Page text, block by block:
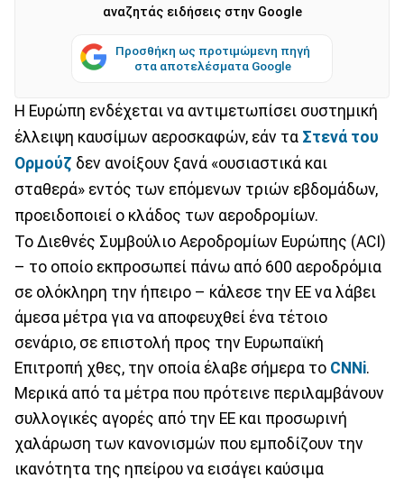
αναζητάς ειδήσεις στην Google
Προσθήκη ως προτιμώμενη πηγή
στα αποτελέσματα Google
Η Ευρώπη ενδέχεται να αντιμετωπίσει συστημική
έλλειψη καυσίμων αεροσκαφών, εάν τα Στενά του
Ορμούζ δεν ανοίξουν ξανά «ουσιαστικά και
σταθερά» εντός των επόμενων τριών εβδομάδων,
προειδοποιεί ο κλάδος των αεροδρομίων.
Το Διεθνές Συμβούλιο Αεροδρομίων Ευρώπης (ACI)
– το οποίο εκπροσωπεί πάνω από 600 αεροδρόμια
σε ολόκληρη την ήπειρο – κάλεσε την ΕΕ να λάβει
άμεσα μέτρα για να αποφευχθεί ένα τέτοιο
σενάριο, σε επιστολή προς την Ευρωπαϊκή
Επιτροπή χθες, την οποία έλαβε σήμερα το CNNi.
Μερικά από τα μέτρα που πρότεινε περιλαμβάνουν
συλλογικές αγορές από την ΕΕ και προσωρινή
χαλάρωση των κανονισμών που εμποδίζουν την
ικανότητα της ηπείρου να εισάγει καύσιμα